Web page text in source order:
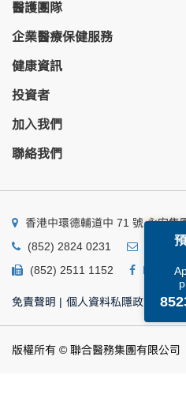
醫護團隊
企業醫療保健服務
健康資訊
投資者
加入我們
聯絡我們
香港中環德輔道中 71 號 永安集
(852) 2824 0231
(852) 2511 1152
免責聲明 | 個人資料私隱政策 | 個
版權所有 © 聯合醫務集團有限公